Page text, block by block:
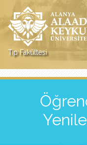
Tıp Fakültesi